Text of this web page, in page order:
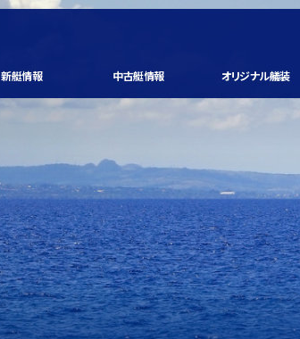
新艇情報 中古艇情報 オリジナル艤装